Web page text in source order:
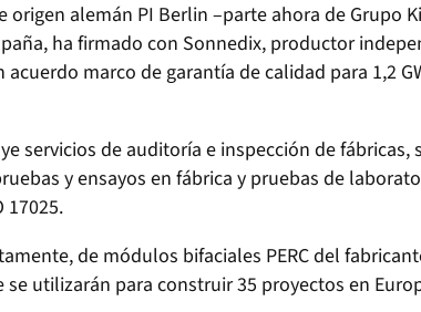
origen alemán PI Berlin –parte ahora de Grupo
ha firmado con Sonnedix, productor
acuerdo marco de garantía de calidad para 1,2
servicios de auditoría e inspección de fábricas,
y ensayos en fábrica y pruebas de
17025.
de módulos bifaciales PERC del
se utilizarán para construir 35 proyectos en